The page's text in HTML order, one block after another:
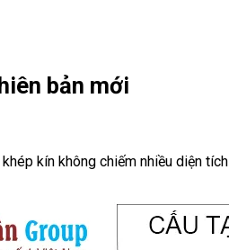
bản mới
kín không chiếm nhiều diện tích